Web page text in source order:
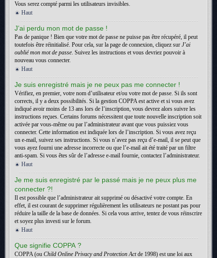
Vous serez compté parmi les utilisateurs invisibles.
Haut
J’ai perdu mon mot de passe !
Pas de panique ! Bien que votre mot de passe ne puisse pas être récupéré, il peut
toutefois être réinitialisé. Pour cela, sur la page de connexion, cliquez sur J’ai
oublié mon mot de passe. Suivez les instructions et vous devriez pouvoir à
nouveau vous connecter.
Haut
Je suis enregistré mais je ne peux pas me connecter !
Vérifiez, en premier, votre nom d’utilisateur et/ou votre mot de passe. Si ils sont
corrects, il y a deux possibilités. Si la gestion COPPA est active et si vous avez
indiqué avoir moins de 13 ans lors de l’inscription, vous devrez alors suivre les
instructions reçues. Certains forums nécessitent que toute nouvelle inscription soit
activée par vous-même ou par l’administrateur avant que vous puissiez vous
connecter. Cette information est indiquée lors de l’inscription. Si vous avez reçu
un e-mail, suivez ses instructions. Si vous n’avez pas reçu d’e-mail, il se peut que
vous ayez fourni une adresse incorrecte ou que l’e-mail ait été traité par un filtre
anti-spam. Si vous êtes sûr de l’adresse e-mail fournie, contactez l’administrateur.
Haut
Je me suis enregistré par le passé mais je ne peux plus me
connecter ?!
Il est possible que l’administrateur ait supprimé ou désactivé votre compte. En
effet, il est courant de supprimer régulièrement les utilisateurs ne postant pas pour
réduire la taille de la base de données. Si cela vous arrive, tentez de vous réinscrire
et soyez plus investi sur le forum.
Haut
Que signifie COPPA ?
COPPA (ou Child Online Privacy and Protection Actde 1998) est une loi aux